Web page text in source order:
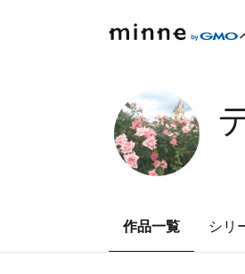
作品一覧 シリ